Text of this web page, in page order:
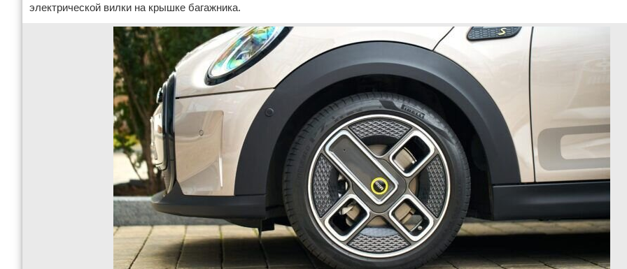
электрической вилки на крышке багажника.